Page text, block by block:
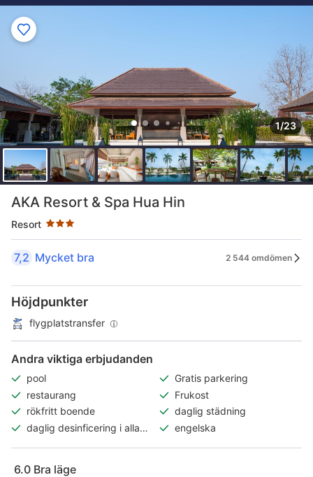
1/23
AKA Resort & Spa Hua Hin
Resort
Stjärnklassificering: 3 stjärnor
7,2 Mycket bra 2 544 omdömen
Höjdpunkter
flygplatstransfer
Andra viktiga erbjudanden
pool
Gratis parkering
restaurang
Frukost
rökfritt boende
daglig städning
daglig desinficering i alla
engelska
6.0 Bra läge